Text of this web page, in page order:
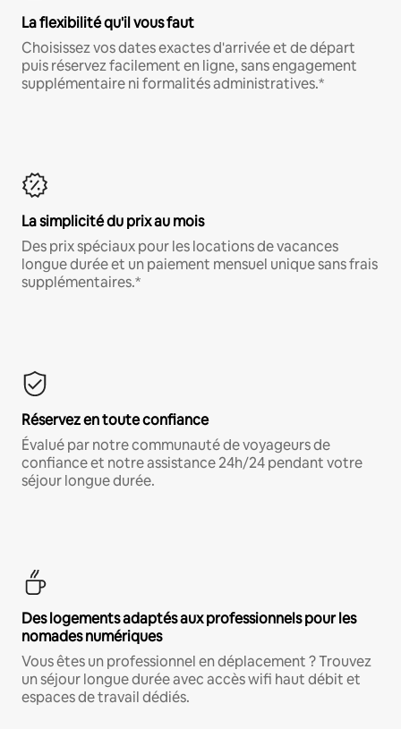
La flexibilité qu'il vous faut
Choisissez vos dates exactes d'arrivée et de départ
puis réservez facilement en ligne, sans engagement
supplémentaire ni formalités administratives.*
La simplicité du prix au mois
Des prix spéciaux pour les locations de vacances
longue durée et un paiement mensuel unique sans frais
supplémentaires.*
Réservez en toute confiance
Évalué par notre communauté de voyageurs de
confiance et notre assistance 24h/24 pendant votre
séjour longue durée.
Des logements adaptés aux professionnels pour les
nomades numériques
Vous êtes un professionnel en déplacement ? Trouvez
un séjour longue durée avec accès wifi haut débit et
espaces de travail dédiés.